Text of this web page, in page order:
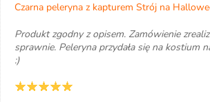
Czarna peleryna z kapturem Strój na
Produkt zgodny z opisem. Zamówienie
sprawnie. Peleryna przydała się na kostium
:)